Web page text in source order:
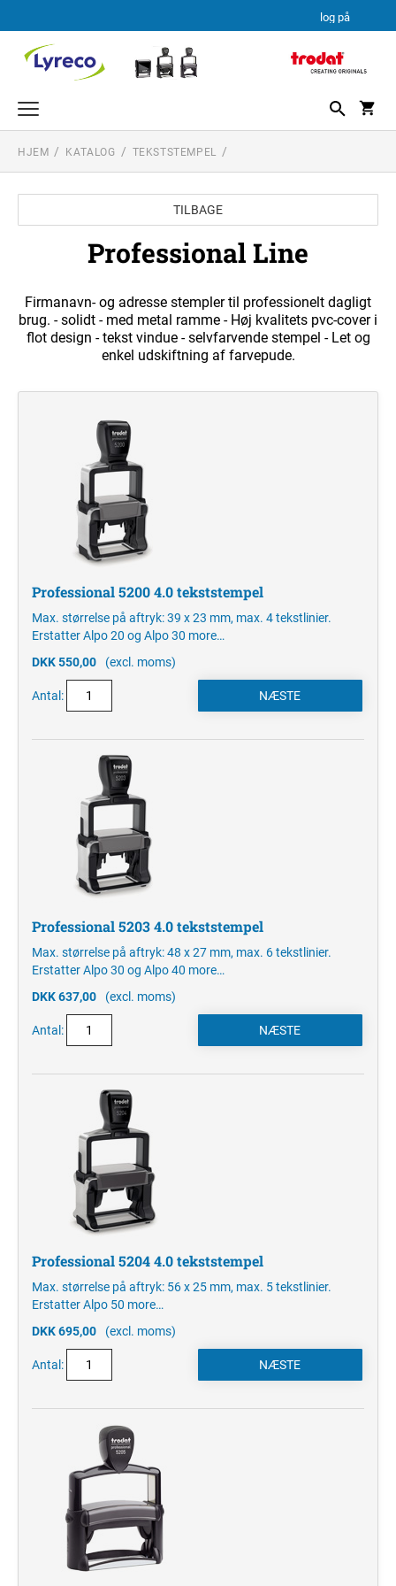
log på
TEKSTSTEMPEL
DATO STEMPLER
PROFESSIONAL LINE DATOSTEMPLER
TEKSTPLADEKIT
TRODAT TEKSTPLADEKIT
HJEM KATALOG TEKSTSTEMPEL
TILBAGE
Professional Line
Firmanavn- og adresse stempler til professionelt dagligt
brug. - solidt - med metal ramme - Høj kvalitets pvc-cover i
flot design - tekst vindue - selvfarvende stempel - Let og
enkel udskiftning af farvepude.
Professional 5200 4.0 tekststempel
Max. størrelse på aftryk: 39 x 23 mm, max. 4 tekstlinier.
Erstatter Alpo 20 og Alpo 30 more…
DKK 550,00
(excl. moms)
Antal:
Professional 5203 4.0 tekststempel
Max. størrelse på aftryk: 48 x 27 mm, max. 6 tekstlinier.
Erstatter Alpo 30 og Alpo 40 more…
DKK 637,00
(excl. moms)
Antal:
Professional 5204 4.0 tekststempel
Max. størrelse på aftryk: 56 x 25 mm, max. 5 tekstlinier.
Erstatter Alpo 50 more…
DKK 695,00
(excl. moms)
Antal: